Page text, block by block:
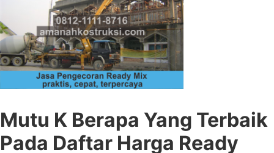
Mutu K Berapa Yang Terbaik
Pada Daftar Harga Ready